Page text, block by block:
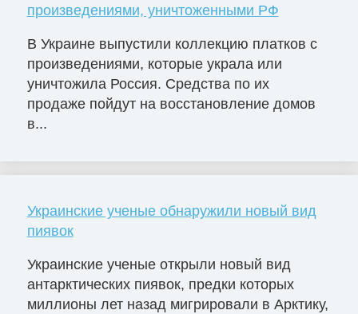
произведениями, уничтоженными РФ
В Украине выпустили коллекцию платков с
произведениями, которые украла или
уничтожила Россия. Средства по их
продаже пойдут на восстановление домов
в...
Украинские ученые обнаружили новый вид
пиявок
Украинские ученые открыли новый вид
антарктических пиявок, предки которых
миллионы лет назад мигрировали в Арктику,